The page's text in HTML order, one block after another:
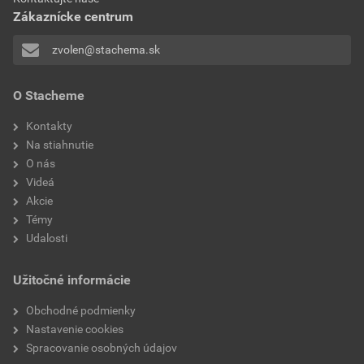
Veľkosť
0,25 MB
Vyhlásenie o parametroch
Veľkosť
vlastnosti
O Stacheme
Kontakty
Na stiahnutie
O nás
Videá
Akcie
Témy
Udalosti
Užitočné informácie
Obchodné podmienky
Nastavenie cookies
Spracovanie osobných údajov
Zákaznícke centrum
zvolen@stachema.sk